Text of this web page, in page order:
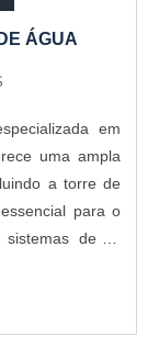
ÁGUA
em
uma ampla
a torre de
para o
de ar
é fabricada